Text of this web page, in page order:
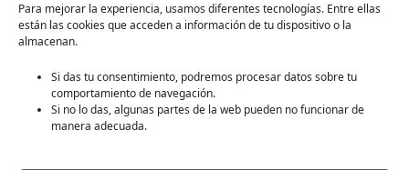
Para mejorar la experiencia, usamos diferentes tecnologías. Entre ellas
están las cookies que acceden a información de tu dispositivo o la
almacenan.
Si das tu consentimiento, podremos procesar datos sobre tu
comportamiento de navegación.
Si no lo das, algunas partes de la web pueden no funcionar de
manera adecuada.
Síguenos en redes sociales: